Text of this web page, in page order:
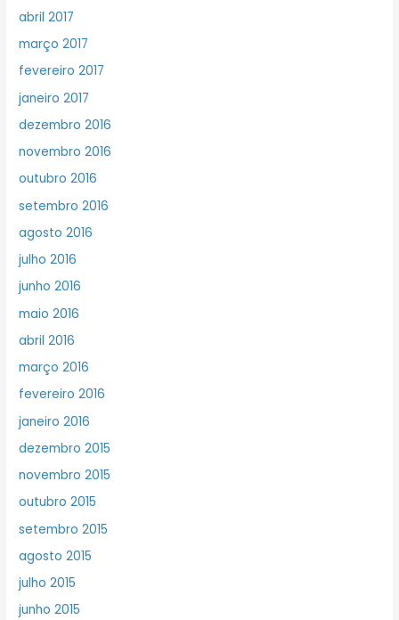
abril 2017
março 2017
fevereiro 2017
janeiro 2017
dezembro 2016
novembro 2016
outubro 2016
setembro 2016
agosto 2016
julho 2016
junho 2016
maio 2016
abril 2016
março 2016
fevereiro 2016
janeiro 2016
dezembro 2015
novembro 2015
outubro 2015
setembro 2015
agosto 2015
julho 2015
junho 2015